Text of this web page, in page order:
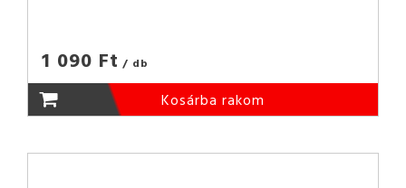
1 090 Ft / db
Kosárba rakom